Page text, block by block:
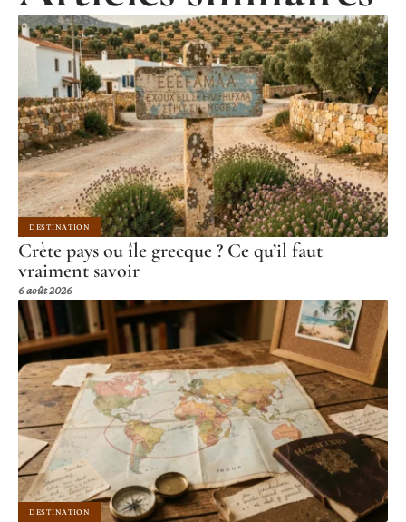
DESTINATION
Crète pays ou île grecque ? Ce qu’il faut
vraiment savoir
6 août 2026
DESTINATION